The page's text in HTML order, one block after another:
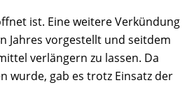
ist. Eine weitere Verkündung
Jahres vorgestellt und seitdem
verlängern zu lassen. Da
wurde, gab es trotz Einsatz der